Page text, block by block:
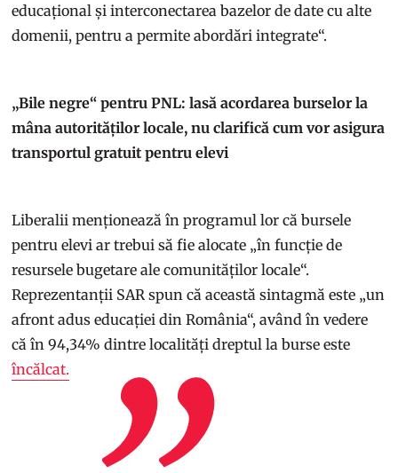
educațional și interconectarea bazelor de date cu alte
domenii, pentru a permite abordări integrate“.
„Bile negre“ pentru PNL: lasă acordarea burselor la
mâna autorităților locale, nu clarifică cum vor asigura
transportul gratuit pentru elevi
Liberalii menționează în programul lor că bursele
pentru elevi ar trebui să fie alocate „în funcție de
resursele bugetare ale comunităților locale“.
Reprezentanții SAR spun că această sintagmă este „un
afront adus educației din România“, având în vedere
că în 94,34% dintre localități dreptul la burse este
încălcat.